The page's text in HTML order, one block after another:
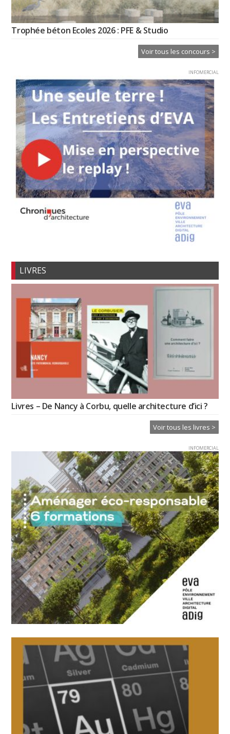
Trophée béton Ecoles 2026 : PFE & Studio
Voir tous les concours >
INFOMERCIAL
LIVRES
Livres – De Nancy à Corbu, quelle architecture d’ici ?
Voir tous les livres >
INFOMERCIAL